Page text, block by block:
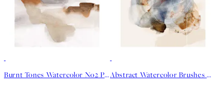
Burnt Tones Watercolor No2 Poster Abstract Watercolor Brushes No2 Poster